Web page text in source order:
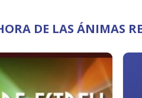
DE LAS ÁNIMAS